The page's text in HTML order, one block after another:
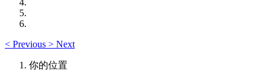
< Previous > Next
你的位置